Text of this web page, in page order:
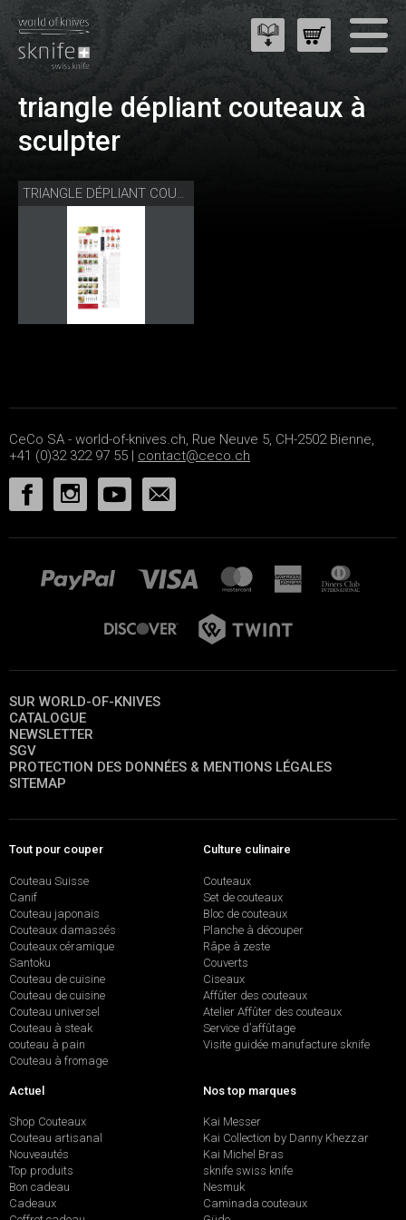
triangle dépliant couteaux à
sculpter
TRIANGLE DÉPLIANT COUTEAUX À SCULPTER
CeCo SA - world-of-knives.ch, Rue Neuve 5, CH-2502 Bienne,
+41 (0)32 322 97 55 | contact@ceco.ch
SUR WORLD-OF-KNIVES
CATALOGUE
NEWSLETTER
SGV
PROTECTION DES DONNÉES & MENTIONS LÉGALES
SITEMAP
Tout pour couper
Couteau Suisse
Canif
Couteau japonais
Couteaux damassés
Couteaux céramique
Santoku
Couteau de cuisine
Couteau de cuisine
Couteau universel
Couteau à steak
couteau à pain
Couteau à fromage
Culture culinaire
Couteaux
Set de couteaux
Bloc de couteaux
Planche à découper
Râpe à zeste
Couverts
Ciseaux
Affûter des couteaux
Atelier Affûter des couteaux
Service d’affûtage
Visite guidée manufacture sknife
Actuel
Shop Couteaux
Couteau artisanal
Nouveautés
Top produits
Bon cadeau
Cadeaux
Nos top marques
Kai Messer
Kai Collection by Danny Khezzar
Kai Michel Bras
sknife swiss knife
Nesmuk
Caminada couteaux